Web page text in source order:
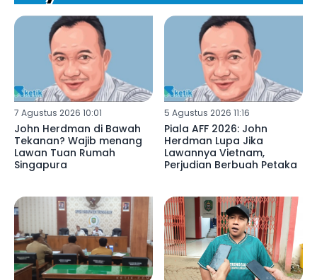
7 Agustus 2026 10:01
John Herdman di Bawah
Tekanan? Wajib menang
Lawan Tuan Rumah
Singapura
5 Agustus 2026 11:16
Piala AFF 2026: John
Herdman Lupa Jika
Lawannya Vietnam,
Perjudian Berbuah Petaka